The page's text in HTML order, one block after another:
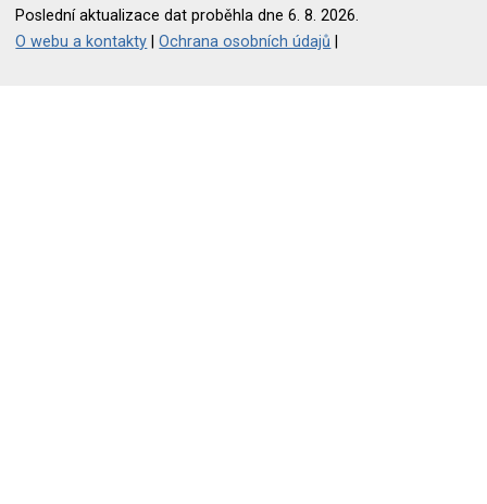
Poslední aktualizace dat proběhla dne 6. 8. 2026.
O webu a kontakty |Ochrana osobních údajů